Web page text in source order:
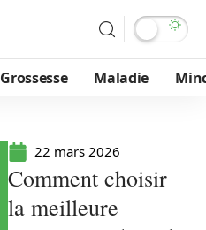
Grossesse Maladie
22 mars 2026
Comment choisir
la meilleure